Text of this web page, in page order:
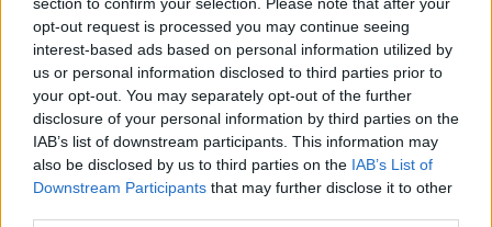
opt-out request is processed you may continue seeing
interest-based ads based on personal information utilized by
us or personal information disclosed to third parties prior to
your opt-out. You may separately opt-out of the further
disclosure of your personal information by third parties on the
IAB’s list of downstream participants. This information may
also be disclosed by us to third parties on the IAB’s List of
Downstream Participants that may further disclose it to other
00:00:30
Vaizdai iš tragiškos avarijos Vilniaus r.: dviejų moterų ir
vaiko gyvybių išgelbėti nepavyko
Žinios Lietuvos diena
00:00:57
Savaitės vidurys nusimato karštas: temperatūra kils iki